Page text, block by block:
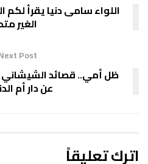
اللواء سامى دنيا يقرأ لكم
الغير
Post
ظل أمي.. قصائد
عن دار أم
اترك تعليقاً